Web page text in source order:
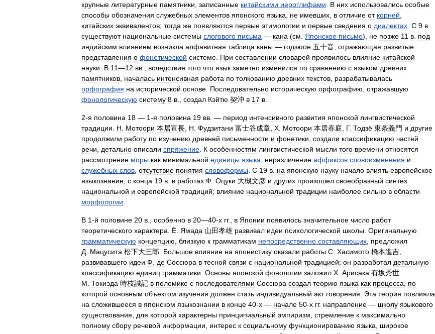
крупные литературные памятники записанные китайскими иероглифами В них использовались особые
способы обозначения служебных элементов японского языка не имевших в отличие от корней
китайских эквивалентов; тогда же появляются первые этимологии и первые сведения о диалектах С 9 в
существуют национальные системы слогового письма — кана (см Японское письмо), не позже 11 в под
индийским влиянием возникла алфавитная таблица каны — годзюон 五十音 отражающая развитые
представления о фонетической системе При составлении словарей проявилось влияние китайской
науки
В 11—12 вв вследствие того что язык заметно изменился по сравнению с языком древних
памятников началась интенсивная работа по толкованию древних текстов разрабатывалась
орфография на исторической основе Последовательно историческую орфографию отражавшую
фонологическую систему 8 в создал Кэйтю 契沖 в 17 в
2‑я половина 18 — 1‑я половина 19 вв . — период интенсивного развития японской лингвистической
традиции
Н Мотоори 本居宣長 Н Фудзитани 富士谷成章 Х Мотоори 本居春庭 Г. Тодзё 東条義門 и другие
продолжили работу по изучению древней письменности и фонетики создали классификацию частей
речи
детально описали спряжение К особенностям лингвистической мысли того времени относятся
рассмотрение моры как минимальной единицы языка неразличение аффиксов словоизменения и
служебных слов отсутствие понятия словоформы С 19 в на японскую науку начало влиять европейское
языкознание; с конца 19 в в работах Ф Оцуки 大槻文彦 и других произошел своеобразный синтез
национальной и европейской традиций; влияние национальной традиции наиболее сильно в области
морфологии
В 1‑й половине 20 в особенно в 20—40‑х гг., в Японии появилось значительное число работ
теоретического характера Ё Ямада 山田孝雄 развивал идеи психологической школы Оригинальную
грамматическую концепцию близкую к грамматикам непосредственно составляющих предложил
Д Мацусита 松下大三郎 Большое влияние на японистику оказали работы С Хасимото 橋本進吉
развивавшего идеи Ф де Соссюра в тесной связи с национальной традицией; он разработал детальную
классификацию единиц грамматики Основы японской фонологии заложил Х Арисака 有坂秀世
М Токиэда 時枝誠記 в полемике с последователями Соссюра создал теорию языка как процесса
по
которой основным объектом изучения должен стать индивидуальный акт говорения Эта теория повлияла
на сложившееся в японском языкознании в конце 40‑х — начале 50‑х гг. направление — школу языкового
существования
для которой характерны принципиальный эмпиризм стремление к максимально
полному сбору речевой информации интерес к социальному функционированию языка
широкое